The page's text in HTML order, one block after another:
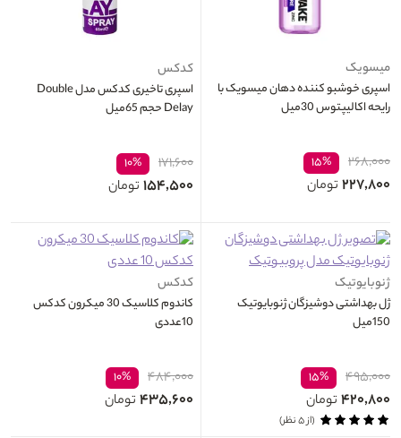
میسویک
اسپری خوشبو کننده دهان میسویک با
رایحه اکالیپتوس 30میل
۲۶۸,۰۰۰ ۱۵%
۲۲۷,۸۰۰ تومان
کدکس
اسپری تاخیری کدکس مدل Double
Delay حجم 65میل
۱۷۱,۶۰۰ ۱۰%
۱۵۴,۵۰۰ تومان
ژنوبایوتیک
ژل بهداشتی دوشیزگان ژنوبایوتیک
150میل
۴۹۵,۰۰۰ ۱۵%
۴۲۰,۸۰۰ تومان
(از ۵ نظر)
کدکس
کاندوم کلاسیک 30 میکرون کدکس
10عددی
۴۸۴,۰۰۰ ۱۰%
۴۳۵,۶۰۰ تومان